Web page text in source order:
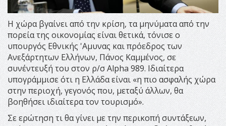
Η χώρα βγαίνει από την κρίση, τα μηνύματα από την
πορεία της οικονομίας είναι θετικά, τόνισε ο
υπουργός Εθνικής 'Αμυνας και πρόεδρος των
Ανεξάρτητων Ελλήνων, Πάνος Καμμένος, σε
συνέντευξή του στον ρ/σ Alpha 989. Ιδιαίτερα
υπογράμμισε ότι η Ελλάδα είναι «η πιο ασφαλής χώρα
στην περιοχή, γεγονός που, μεταξύ άλλων, θα
βοηθήσει ιδιαίτερα τον τουρισμό».
Σε ερώτηση τι θα γίνει με την περικοπή συντάξεων,